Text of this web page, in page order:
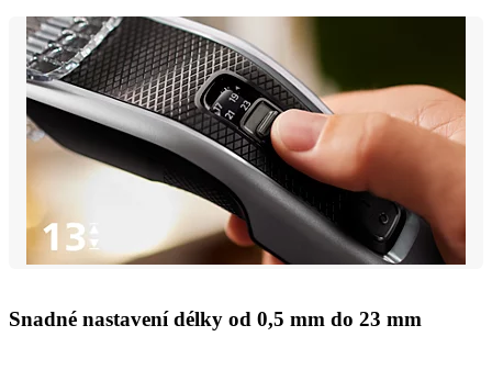
Snadné nastavení délky od 0,5 mm do 23 mm